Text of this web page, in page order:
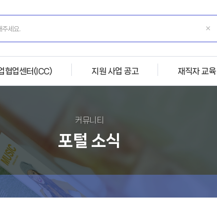
협업센터(ICC) 지원 사업 공고 재직자 교육
커뮤니티
포털 소식